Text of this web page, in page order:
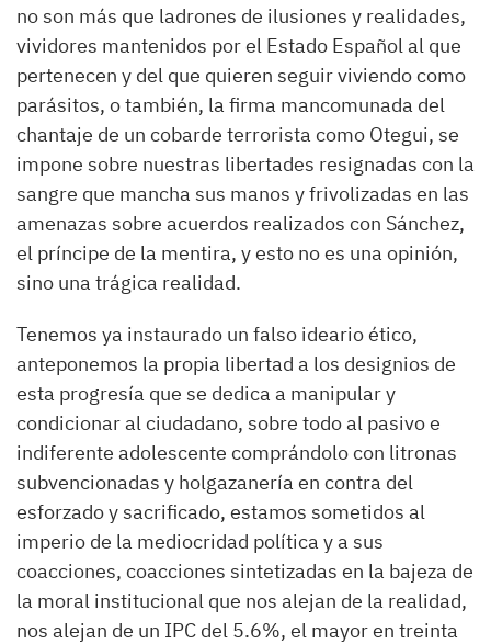
no son más que ladrones de ilusiones y realidades,
vividores mantenidos por el Estado Español al que
pertenecen y del que quieren seguir viviendo como
parásitos, o también, la firma mancomunada del
chantaje de un cobarde terrorista como Otegui, se
impone sobre nuestras libertades resignadas con la
sangre que mancha sus manos y frivolizadas en las
amenazas sobre acuerdos realizados con Sánchez,
el príncipe de la mentira, y esto no es una opinión,
sino una trágica realidad.
Tenemos ya instaurado un falso ideario ético,
anteponemos la propia libertad a los designios de
esta progresía que se dedica a manipular y
condicionar al ciudadano, sobre todo al pasivo e
indiferente adolescente comprándolo con litronas
subvencionadas y holgazanería en contra del
esforzado y sacrificado, estamos sometidos al
imperio de la mediocridad política y a sus
coacciones, coacciones sintetizadas en la bajeza de
la moral institucional que nos alejan de la realidad,
nos alejan de un IPC del 5.6%, el mayor en treinta